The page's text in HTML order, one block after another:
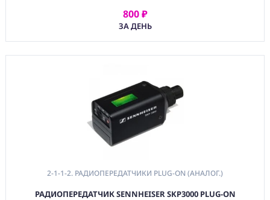
800 ₽
ЗА ДЕНЬ
АРЕНДОВАТЬ
2-1-1-2. РАДИОПЕРЕДАТЧИКИ PLUG-ON (АНАЛОГ.)
РАДИОПЕРЕДАТЧИК SENNHEISER SKP3000 PLUG-ON